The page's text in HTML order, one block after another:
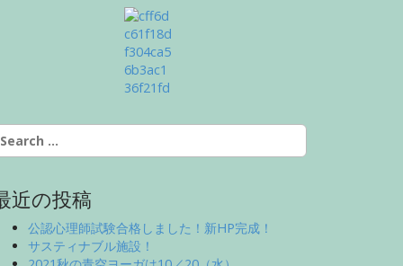
近の投稿
公認心理師試験合格しました！新HP完成！
サスティナブル施設！